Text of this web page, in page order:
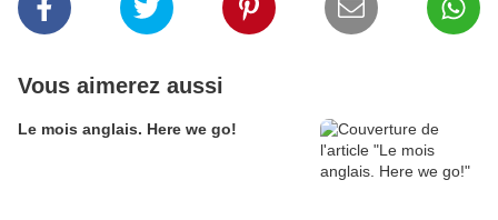
Vous aimerez aussi
Le mois anglais. Here we go!